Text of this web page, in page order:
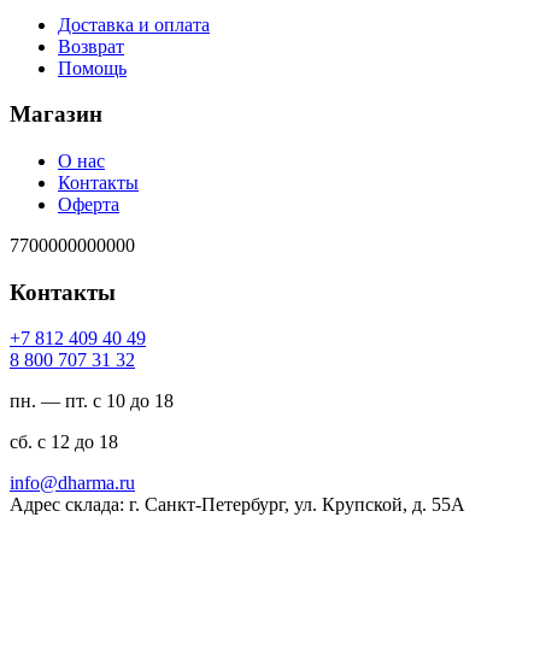
Доставка и оплата
Возврат
Помощь
Магазин
О нас
Контакты
Оферта
7700000000000
Контакты
94 04 904 218 7+
23 13 707 008 8
пн. — пт. с 10 до 18
сб. с 12 до 18
ur.amrahd@ofni
Адрес склада: г. Санкт-Петербург, ул. Крупской, д. 55А